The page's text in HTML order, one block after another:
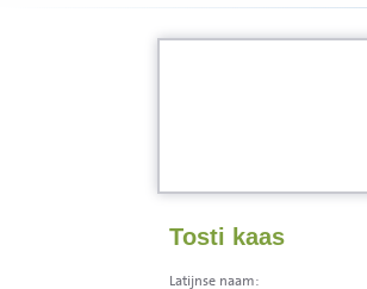
Tosti kaas
Latijnse naam: